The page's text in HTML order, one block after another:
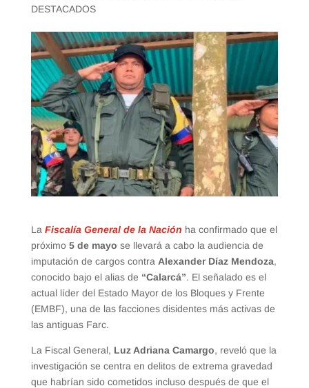
DESTACADOS
La Fiscalía General de la Nación ha confirmado que el
próximo 5 de mayo se llevará a cabo la audiencia de
imputación de cargos contra Alexander Díaz Mendoza,
conocido bajo el alias de “Calarcá”. El señalado es el
actual líder del Estado Mayor de los Bloques y Frente
(EMBF), una de las facciones disidentes más activas de
las antiguas Farc.
La Fiscal General, Luz Adriana Camargo, reveló que la
investigación se centra en delitos de extrema gravedad
que habrían sido cometidos incluso después de que el